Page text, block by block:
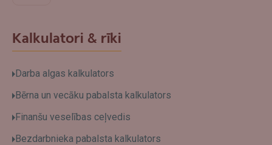
Kalkulatori & rīki
Darba algas kalkulators
Bērna un vecāku pabalsta kalkulators
Finanšu veselības ceļvedis
Bezdarbnieka pabalsta kalkulators